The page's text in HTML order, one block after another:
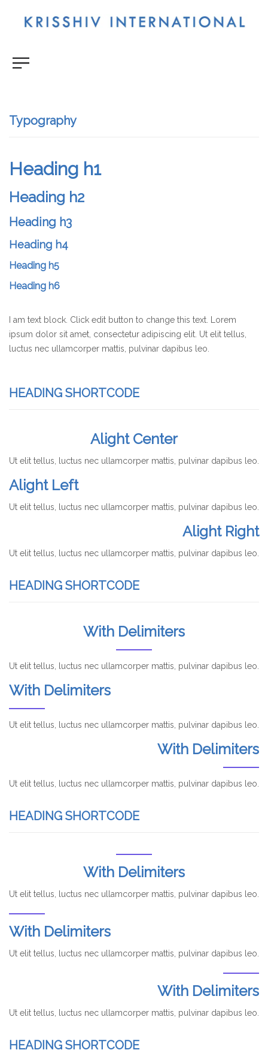
Typography
Heading h1
Heading h2
Heading h3
Heading h4
Heading h5
Heading h6
I am text block. Click edit button to change this text. Lorem
ipsum dolor sit amet, consectetur adipiscing elit. Ut elit tellus,
luctus nec ullamcorper mattis, pulvinar dapibus leo.
HEADING SHORTCODE
Alight Center
Ut elit tellus, luctus nec ullamcorper mattis, pulvinar dapibus leo.
Alight Left
Ut elit tellus, luctus nec ullamcorper mattis, pulvinar dapibus leo.
Alight Right
Ut elit tellus, luctus nec ullamcorper mattis, pulvinar dapibus leo.
HEADING SHORTCODE
With Delimiters
Ut elit tellus, luctus nec ullamcorper mattis, pulvinar dapibus leo.
With Delimiters
Ut elit tellus, luctus nec ullamcorper mattis, pulvinar dapibus leo.
With Delimiters
Ut elit tellus, luctus nec ullamcorper mattis, pulvinar dapibus leo.
HEADING SHORTCODE
With Delimiters
Ut elit tellus, luctus nec ullamcorper mattis, pulvinar dapibus leo.
With Delimiters
Ut elit tellus, luctus nec ullamcorper mattis, pulvinar dapibus leo.
With Delimiters
Ut elit tellus, luctus nec ullamcorper mattis, pulvinar dapibus leo.
HEADING SHORTCODE